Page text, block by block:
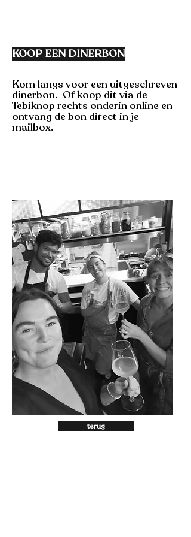
KOOP EEN DINERBON
Kom langs voor een uitgeschreven
dinerbon. Of koop dit via de
Tebiknop rechts onderin online en
ontvang de bon direct in je
mailbox.
terug